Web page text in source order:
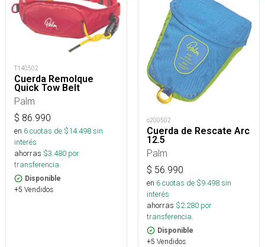
T140502
Cuerda Remolque
Quick Tow Belt
Palm
$ 86.990
en 6cuotas de $14.498sin
interés
ahorras $3.480 por
transferencia.
Disponible
+5 Vendidos
o200502
Cuerda de Rescate Arc
12.5
Palm
$ 56.990
en 6cuotas de $9.498sin
interés
ahorras $2.280 por
transferencia.
Disponible
+5 Vendidos